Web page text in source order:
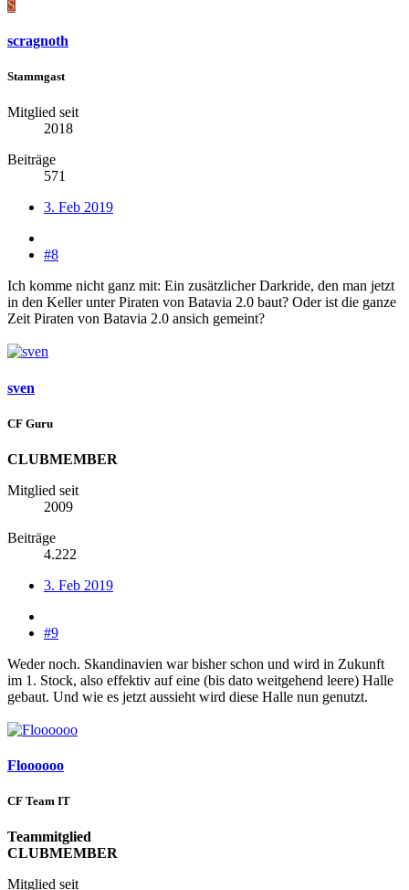
S
scragnoth
Stammgast
Mitglied seit
2018
Beiträge
571
3. Feb 2019
#8
Ich komme nicht ganz mit: Ein zusätzlicher Darkride, den man jetzt
in den Keller unter Piraten von Batavia 2.0 baut? Oder ist die ganze
Zeit Piraten von Batavia 2.0 ansich gemeint?
sven
CF Guru
CLUBMEMBER
Mitglied seit
2009
Beiträge
4.222
3. Feb 2019
#9
Weder noch. Skandinavien war bisher schon und wird in Zukunft
im 1. Stock, also effektiv auf eine (bis dato weitgehend leere) Halle
gebaut. Und wie es jetzt aussieht wird diese Halle nun genutzt.
Floooooo
CF Team IT
Teammitglied
CLUBMEMBER
Mitglied seit